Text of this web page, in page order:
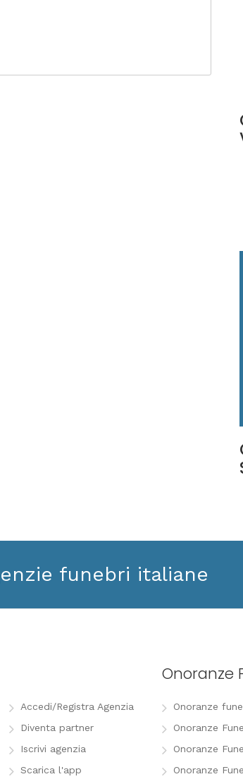
funebri italiane
Accedi/Registra Agenzia
Diventa partner
Iscrivi agenzia
Scarica l'app
Onoranze
Onoranze
Onoranze
Onoranze
Onoranze